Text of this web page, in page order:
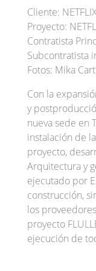
Cliente:
Proyecto:
Contratista
Subcontratista
Fotos: Mika
Con la
y
nueva sede en
instalación de
proyecto,
Arquitectura y
ejecutado por
construcción,
los
proyecto
ejecución de